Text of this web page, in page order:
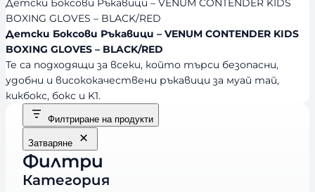
Детски Боксови Ръкавици – VENUM CONTENDER KIDS
BOXING GLOVES – BLACK/RED
Детски Боксови Ръкавици – VENUM CONTENDER KIDS
BOXING GLOVES – BLACK/RED
Те са подходящи за всеки, който търси безопасни,
удобни и висококачествени ръкавици за муай тай,
кикбокс, бокс и K1.
Филтриране на продукти
Затваряне
Филтри
Категория